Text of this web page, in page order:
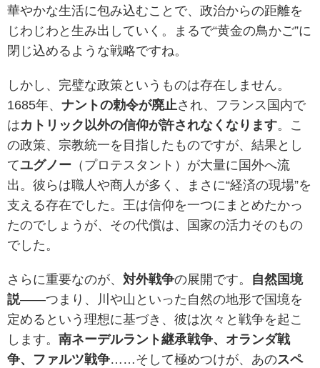
華やかな生活に包み込むことで、政治からの距離を
じわじわと生み出していく。まるで“黄金の鳥かご”に
閉じ込めるような戦略ですね。
しかし、完璧な政策というものは存在しません。
1685年、 ナントの勅令が廃止され、フランス国内で
はカトリック以外の信仰が許されなくなります。こ
の政策、宗教統一を目指したものですが、結果とし
てユグノー （プロテスタント）が大量に国外へ流
出。彼らは職人や商人が多く、まさに“経済の現場”を
支える存在でした。王は信仰を一つにまとめたかっ
たのでしょうが、その代償は、国家の活力そのもの
でした。
さらに重要なのが、 対外戦争の展開です。 自然国境
説——つまり、川や山といった自然の地形で国境を
定めるという理想に基づき、彼は次々と戦争を起こ
します。 南ネーデルラント継承戦争、オランダ戦
争、ファルツ戦争……そして極めつけが、あのスペ